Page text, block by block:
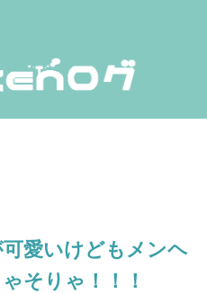
愛いけどもメンヘ
そりゃ！！！